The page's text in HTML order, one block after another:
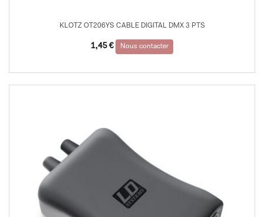
KLOTZ OT206YS CABLE DIGITAL DMX 3 PTS
1,45 € Nous contacter